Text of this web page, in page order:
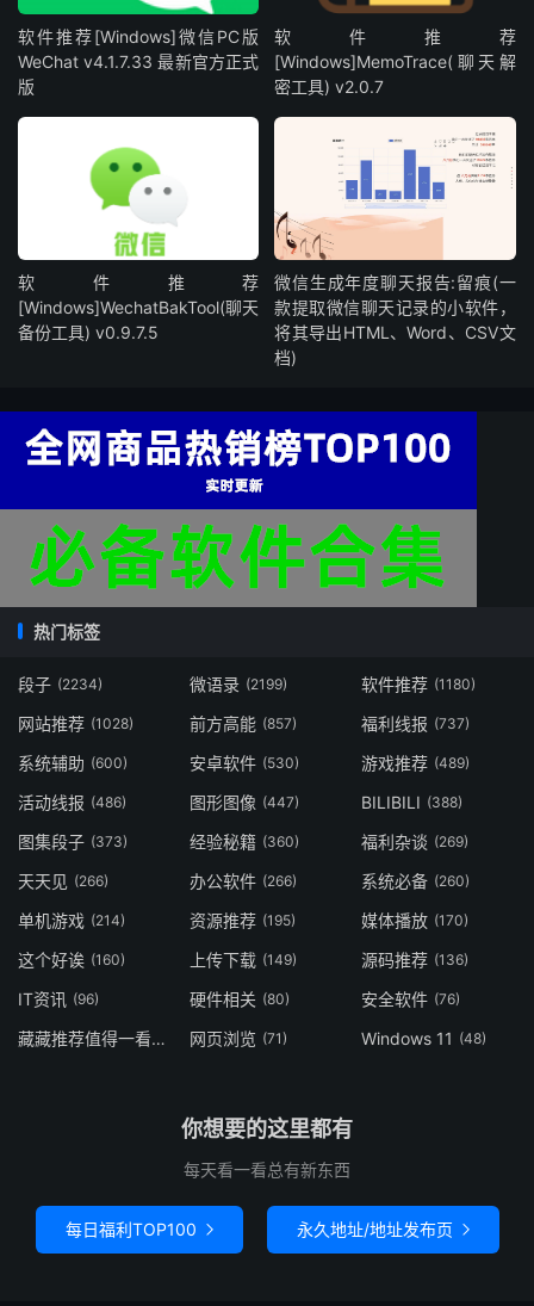
软件推荐[Windows]微信PC版
WeChat v4.1.7.33 最新官方正式
版
软件推荐
[Windows]MemoTrace(聊天解
密工具) v2.0.7
软件推荐
[Windows]WechatBakTool(聊天
备份工具) v0.9.7.5
微信生成年度聊天报告:留痕(一
款提取微信聊天记录的小软件，
将其导出HTML、Word、CSV文
档)
热门标签
段子 (2234) 微语录 (2199) 软件推荐 (1180)
网站推荐 (1028) 前方高能 (857) 福利线报 (737)
系统辅助 (600) 安卓软件 (530) 游戏推荐 (489)
活动线报 (486) 图形图像 (447) BILIBILI (388)
图集段子 (373) 经验秘籍 (360) 福利杂谈 (269)
天天见 (266) 办公软件 (266) 系统必备 (260)
单机游戏 (214) 资源推荐 (195) 媒体播放 (170)
这个好诶 (160) 上传下载 (149) 源码推荐 (136)
IT资讯 (96) 硬件相关 (80) 安全软件 (76)
藏藏推荐值得一看 网页浏览 (71) Windows 11 (48)
你想要的这里都有
每天看一看总有新东西
每日福利TOP100  永久地址/地址发布页 